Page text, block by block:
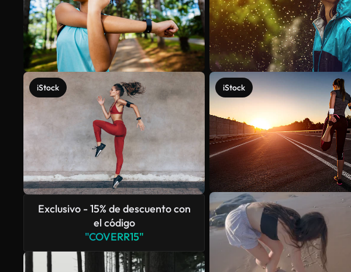
iStock
Exclusivo - 15% de descuento con
el código
"COVERR15"
iStock